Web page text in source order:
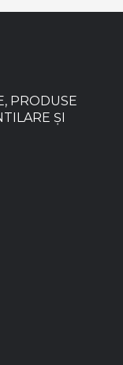
PRODUSE
ȘI